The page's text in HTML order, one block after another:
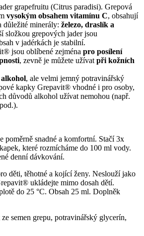
grapefruitu (Citrus paradisi). Grepová
vysokým obsahem vitamínu C, obsahují
důležité minerály: železo, draslík a
složkou grepových jader jsou
v jadérkách je stabilní.
jsou oblíbené zejména pro posílení
, zevně je můžete užívat při kožních
alkohol, ale velmi jemný potravinářský
kapky Grepavit® vhodné i pro osoby,
důvodů alkohol užívat nemohou (např.
poměrně snadné a komfortní. Stačí 3x
které rozmícháme do 100 ml vody.
denní dávkování.
děti, těhotné a kojící ženy. Neslouží jako
ukládejte mimo dosah dětí.
do 25 °C. Obsah 25 ml. Doplněk
semen grepu, potravinářský glycerín,